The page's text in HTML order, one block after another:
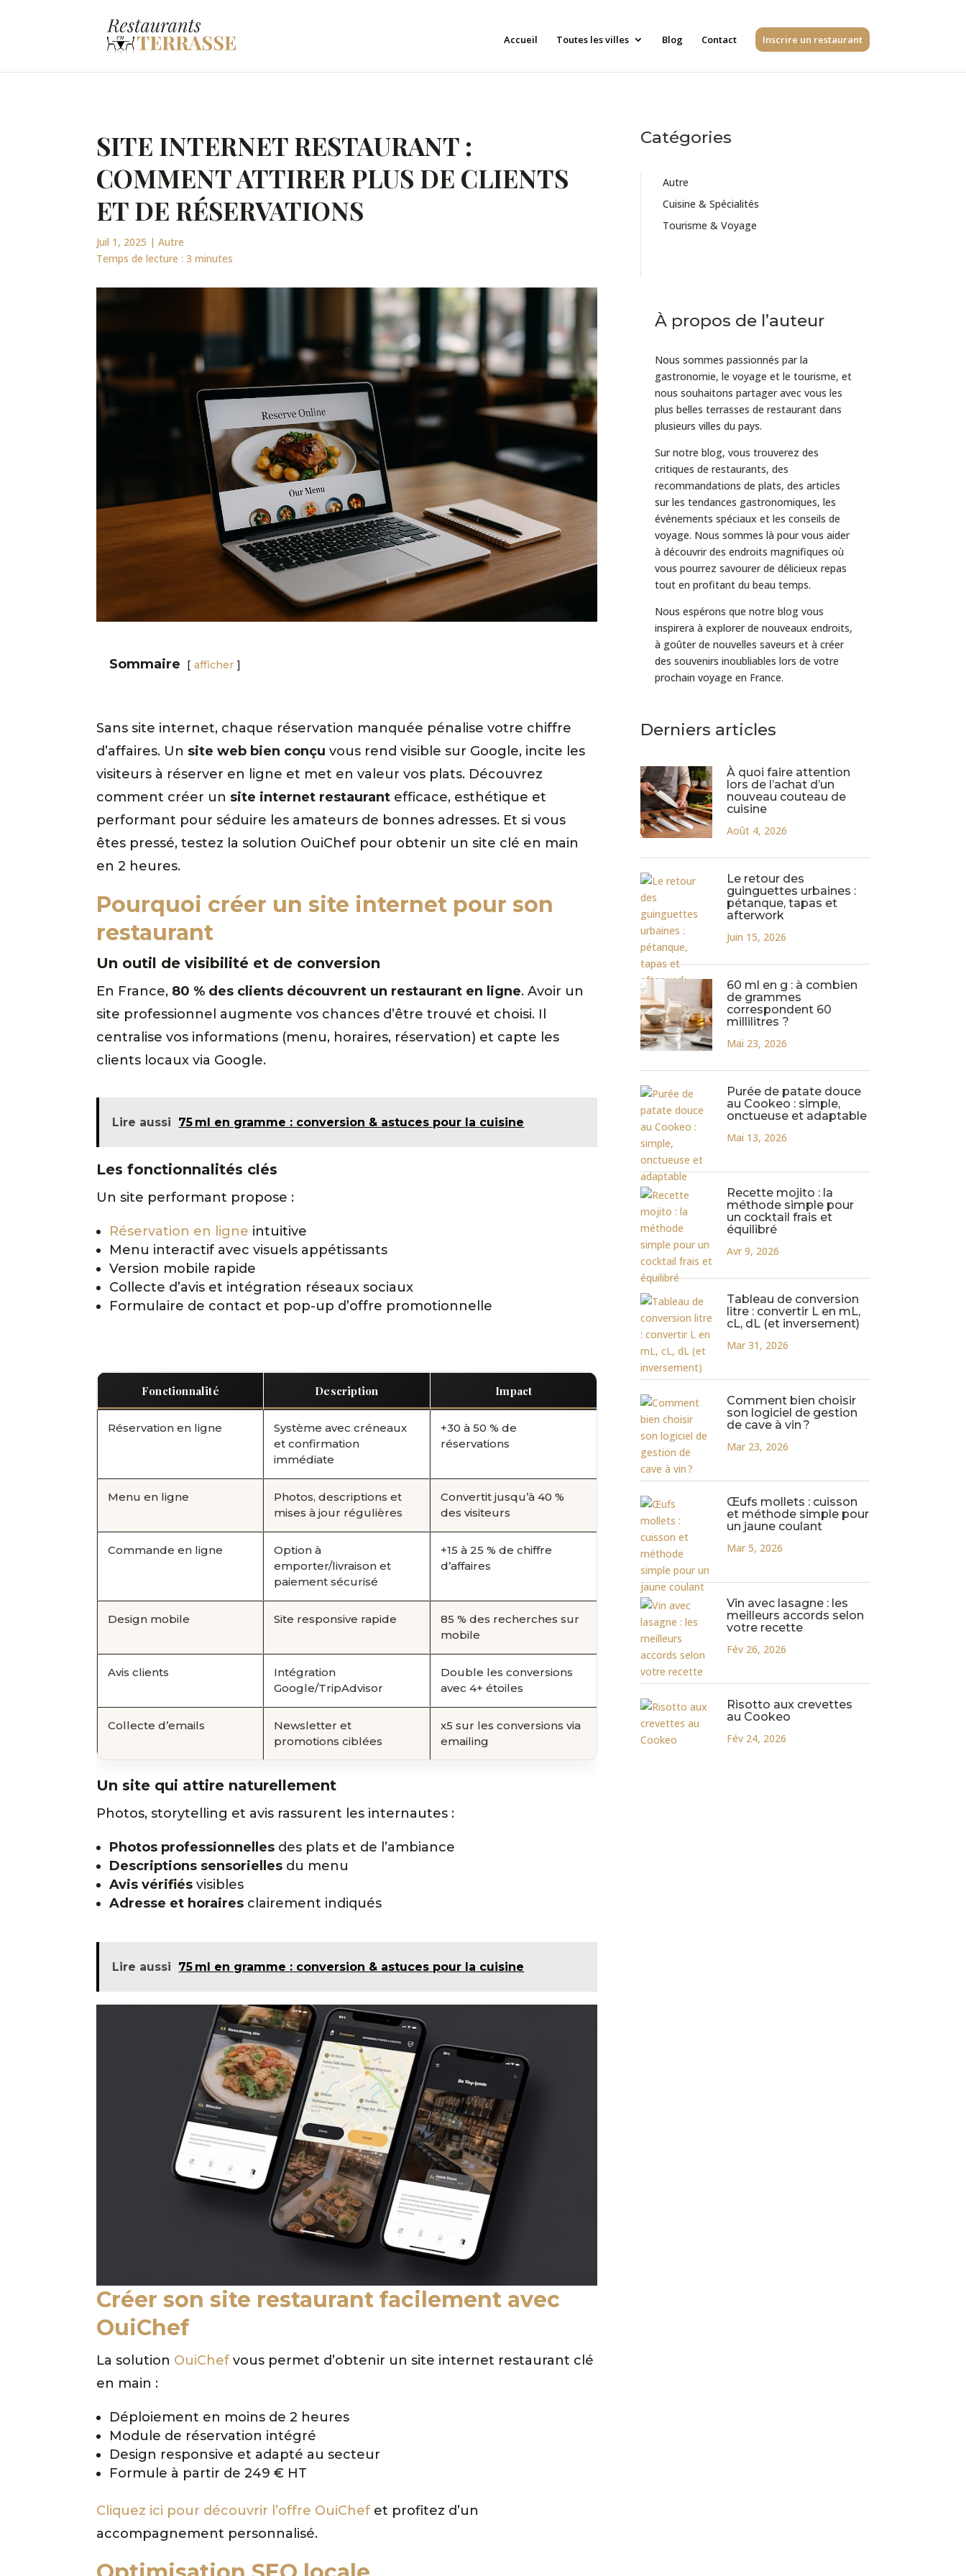
Accueil Toutes les villes Blog Contact Inscrire un restaurant
SITE INTERNET RESTAURANT :
COMMENT ATTIRER PLUS DE CLIENTS
ET DE RÉSERVATIONS
Juil 1, 2025 |Autre
Temps de lecture : 3 minutes
Sommaire afficher
Sans site internet, chaque réservation manquée pénalise votre chiffre
d’affaires. Un site web bien conçu vous rend visible sur Google, incite les
visiteurs à réserver en ligne et met en valeur vos plats. Découvrez
comment créer un site internet restaurant efficace, esthétique et
performant pour séduire les amateurs de bonnes adresses. Et si vous
êtes pressé, testez la solution OuiChef pour obtenir un site clé en main
en 2 heures.
Pourquoi créer un site internet pour son
restaurant
Un outil de visibilité et de conversion
En France, 80 % des clients découvrent un restaurant en ligne. Avoir un
site professionnel augmente vos chances d’être trouvé et choisi. Il
centralise vos informations (menu, horaires, réservation) et capte les
clients locaux via Google.
Lire aussi 75 ml en gramme : conversion & astuces pour la cuisine
Les fonctionnalités clés
Un site performant propose :
Réservation en ligne intuitive
Menu interactif avec visuels appétissants
Version mobile rapide
Collecte d’avis et intégration réseaux sociaux
Formulaire de contact et pop-up d’offre promotionnelle
Fonctionnalité Description Impact
Réservation en ligne
Système avec créneaux
et confirmation
immédiate
+30 à 50 % de
réservations
Menu en ligne
Photos, descriptions et
mises à jour régulières
Convertit jusqu’à 40 %
des visiteurs
Commande en ligne
Option à
emporter/livraison et
paiement sécurisé
+15 à 25 % de chiffre
d’affaires
Design mobile Site responsive rapide
85 % des recherches sur
mobile
Avis clients
Intégration
Google/TripAdvisor
Double les conversions
avec 4+ étoiles
Collecte d’emails
Newsletter et
promotions ciblées
x5 sur les conversions via
emailing
Un site qui attire naturellement
Photos, storytelling et avis rassurent les internautes :
Photos professionnelles des plats et de l’ambiance
Descriptions sensorielles du menu
Avis vérifiés visibles
Adresse et horaires clairement indiqués
Lire aussi 75 ml en gramme : conversion & astuces pour la cuisine
Créer son site restaurant facilement avec
OuiChef
La solution OuiChef vous permet d’obtenir un site internet restaurant clé
en main :
Déploiement en moins de 2 heures
Module de réservation intégré
Design responsive et adapté au secteur
Formule à partir de 249 € HT
Cliquez ici pour découvrir l’offre OuiChef et profitez d’un
accompagnement personnalisé.
Catégories
Autre
Cuisine & Spécialités
Tourisme & Voyage
À propos de l’auteur
Nous sommes passionnés par la
gastronomie, le voyage et le tourisme, et
nous souhaitons partager avec vous les
plus belles terrasses de restaurant dans
plusieurs villes du pays.
Sur notre blog, vous trouverez des
critiques de restaurants, des
recommandations de plats, des articles
sur les tendances gastronomiques, les
événements spéciaux et les conseils de
voyage. Nous sommes là pour vous aider
à découvrir des endroits magnifiques où
vous pourrez savourer de délicieux repas
tout en profitant du beau temps.
Nous espérons que notre blog vous
inspirera à explorer de nouveaux endroits,
à goûter de nouvelles saveurs et à créer
des souvenirs inoubliables lors de votre
prochain voyage en France.
Derniers articles
À quoi faire attention
lors de l’achat d’un
nouveau couteau de
cuisine
Août 4, 2026
Le retour des
guinguettes urbaines :
pétanque, tapas et
afterwork
Juin 15, 2026
60 ml en g : à combien
de grammes
correspondent 60
millilitres ?
Mai 23, 2026
Purée de patate douce
au Cookeo : simple,
onctueuse et adaptable
Mai 13, 2026
Recette mojito : la
méthode simple pour
un cocktail frais et
équilibré
Avr 9, 2026
Tableau de conversion
litre : convertir L en mL,
cL, dL (et inversement)
Mar 31, 2026
Comment bien choisir
son logiciel de gestion
de cave à vin ?
Mar 23, 2026
Œufs mollets : cuisson
et méthode simple pour
un jaune coulant
Mar 5, 2026
Vin avec lasagne : les
meilleurs accords selon
votre recette
Fév 26, 2026
Risotto aux crevettes
au Cookeo
Fév 24, 2026